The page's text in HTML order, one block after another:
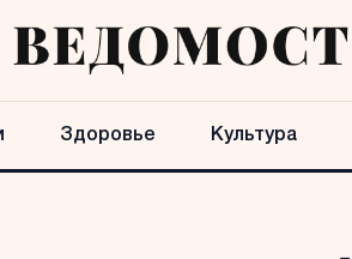
Здоровье Культура